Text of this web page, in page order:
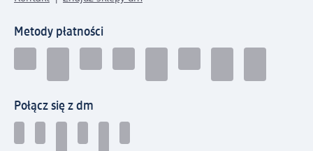
Metody płatności
Połącz się z dm